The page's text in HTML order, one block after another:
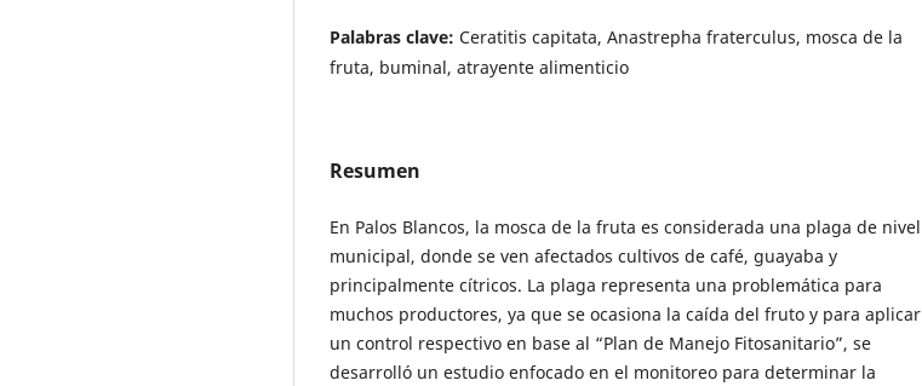
Palabras clave: Ceratitis capitata, Anastrepha fraterculus, mosca de la
fruta, buminal, atrayente alimenticio
Resumen
En Palos Blancos, la mosca de la fruta es considerada una plaga de nivel
municipal, donde se ven afectados cultivos de café, guayaba y
principalmente cítricos. La plaga representa una problemática para
muchos productores, ya que se ocasiona la caída del fruto y para aplicar
un control respectivo en base al “Plan de Manejo Fitosanitario”, se
desarrolló un estudio enfocado en el monitoreo para determinar la